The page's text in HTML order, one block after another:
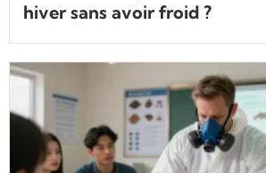
hiver sans avoir froid ?